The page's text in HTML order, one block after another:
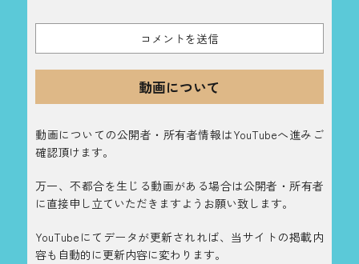
動画について
動画についての公開者・所有者情報はYouTubeへ進みご
確認頂けます。
万一、不都合を生じる動画がある場合は公開者・所有者
に直接申し立ていただきますようお願い致します。
YouTubeにてデータが更新されれば、当サイトの掲載内
容も自動的に更新内容に変わります。